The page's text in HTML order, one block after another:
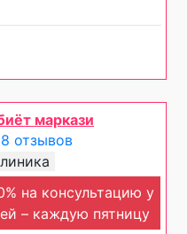
маркази
8 отзывов
на консультацию у
– каждую пятницу